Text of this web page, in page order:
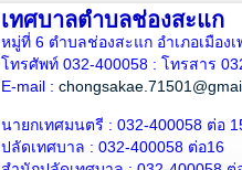
เทศบาลตำบลช่องสะแก
หมู่ที่ 6 ตำบลช่องสะแก อำเภอเมือง
โทรศัพท์ 032-400058 : โทรสาร
E-mail :
นายกเทศมนตรี : 032-400058 ต่อ
ปลัดเทศบาล : 032-400058 ต่อ16